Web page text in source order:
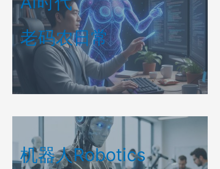
老码农日常
机器人Robotics